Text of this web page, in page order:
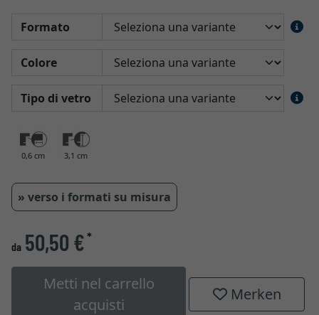
Formato
Colore
Tipo di vetro
0,6 cm 3,1 cm
» verso i formati su misura
da 50,50 €*
Metti nel carrello
acquisti
Merken